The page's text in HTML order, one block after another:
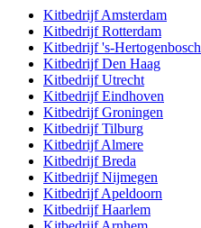
KitbedrijfAmsterdam
KitbedrijfRotterdam
Kitbedrijf's-Hertogenbosch
KitbedrijfDen Haag
KitbedrijfUtrecht
KitbedrijfEindhoven
KitbedrijfGroningen
KitbedrijfTilburg
KitbedrijfAlmere
KitbedrijfBreda
KitbedrijfNijmegen
KitbedrijfApeldoorn
KitbedrijfHaarlem